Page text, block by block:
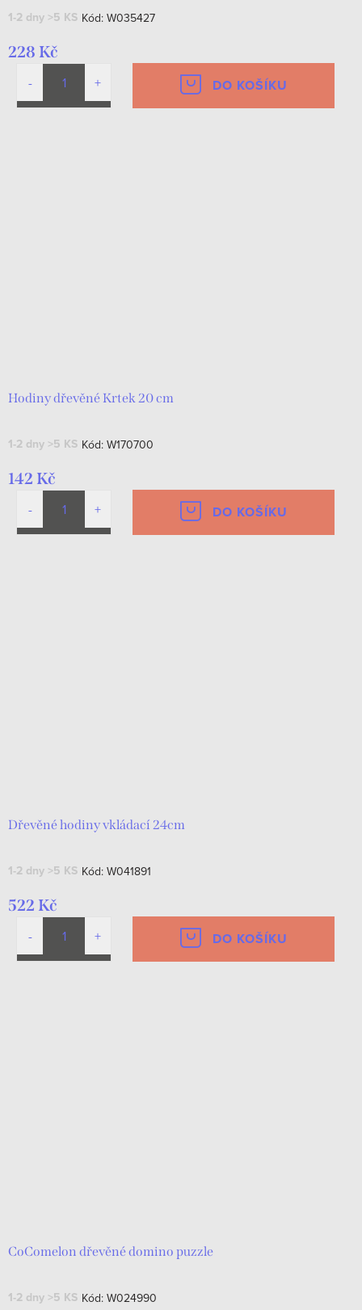
1-2 dny >5 KS Kód: W035427
228 Kč
DO KOŠÍKU
Hodiny dřevěné Krtek 20 cm
1-2 dny >5 KS Kód: W170700
142 Kč
DO KOŠÍKU
Dřevěné hodiny vkládací 24cm
1-2 dny >5 KS Kód: W041891
522 Kč
DO KOŠÍKU
CoComelon dřevěné domino puzzle
1-2 dny >5 KS Kód: W024990